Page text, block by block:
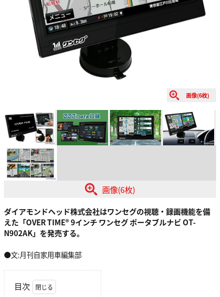
画像(6枚)
画像(6枚)
ダイアモンドヘッド株式会社はワンセグの視聴・録画機能を備
えた「OVER TIME® 9インチ ワンセグ ポータブルナビ OT-
N902AK」を発売する。
●文:月刊自家用車編集部
目次